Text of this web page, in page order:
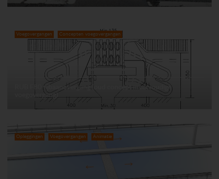
Voegovergangen Concepten voegovergangen
RUB F80 rijbaanovergang (oud concept meervoudige
voegovergang)
Opleggingen Voegovergangen Animatie